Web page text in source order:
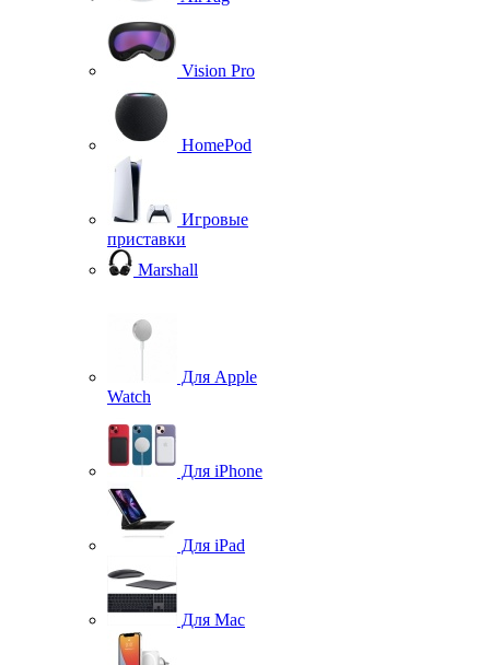
Vision Pro
HomePod
Игровые
приставки
Marshall
Для Apple
Watch
Для iPhone
Для iPad
Для Mac